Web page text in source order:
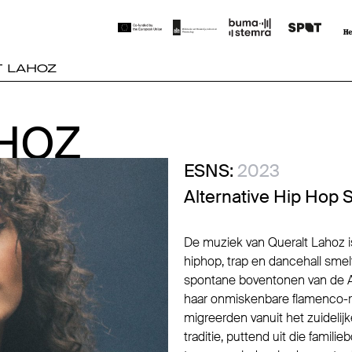
LAHOZ
ESNS: 2023
Alternative Hip Hop
De muziek van Queralt
hiphop, trap en dancehall
spontane boventonen van de
haar onmiskenbare
migreerden vanuit het
traditie, puttend uit die